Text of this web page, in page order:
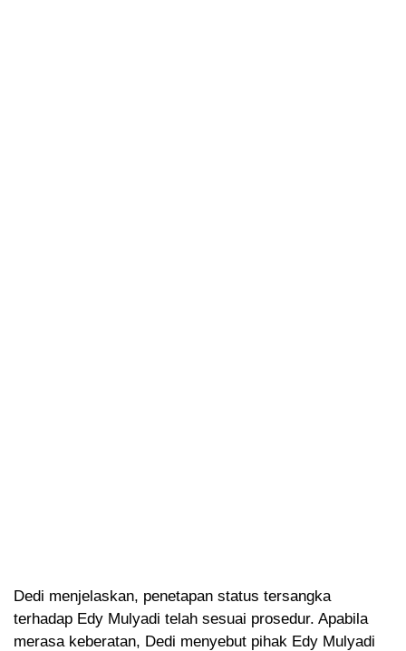
Dedi menjelaskan, penetapan status tersangka
terhadap Edy Mulyadi telah sesuai prosedur. Apabila
merasa keberatan, Dedi menyebut pihak Edy Mulyadi